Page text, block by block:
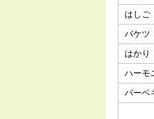
はしご
バケツ
はかり
ハーモ
バーベ